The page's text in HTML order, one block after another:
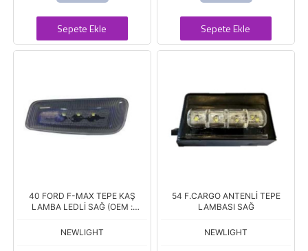
Sepete Ekle Sepete Ekle
40 FORD F-MAX TEPE KAŞ
LAMBA LEDLİ SAĞ (OEM :
NEWLIGHT
54 F.CARGO ANTENLİ TEPE
LAMBASI SAĞ
NEWLIGHT